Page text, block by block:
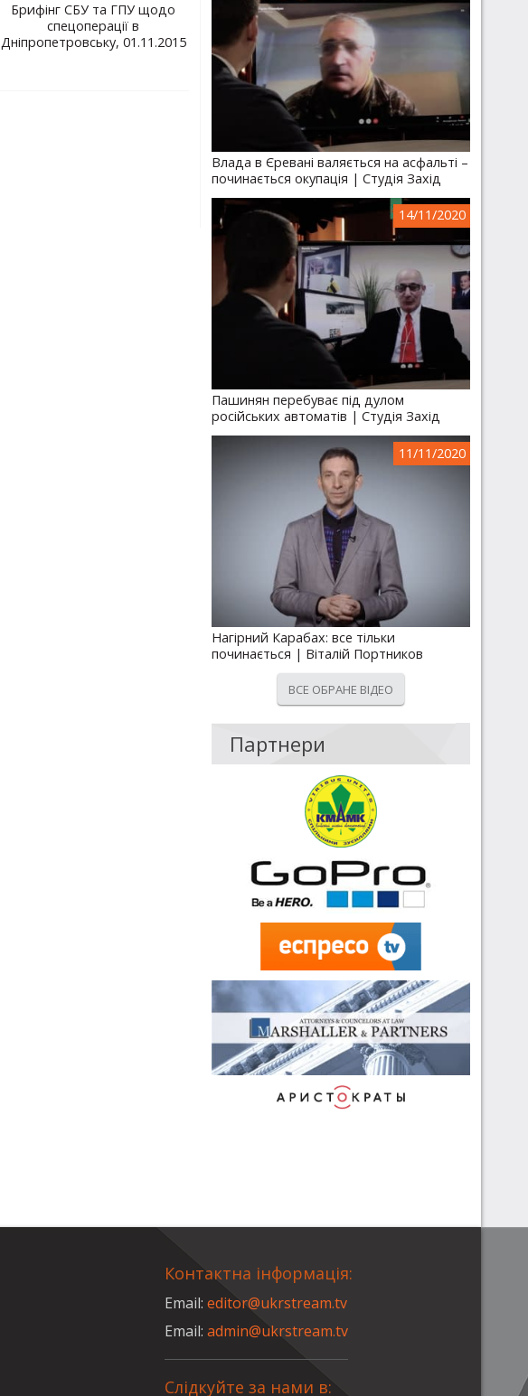
Брифінг СБУ та ГПУ щодо
спецоперації в
Дніпропетровську, 01.11.2015
Влада в Єревані валяється на асфальті –
починається окупація | Студія Захід
14/11/2020
Пашинян перебуває під дулом
російських автоматів | Студія Захід
11/11/2020
Нагірний Карабах: все тільки
починається | Віталій Портников
ВСЕ ОБРАНЕ ВІДЕО
Партнери
Контактна інформація:
Email:editor@ukrstream.tv
Email:admin@ukrstream.tv
Слідкуйте за нами в: